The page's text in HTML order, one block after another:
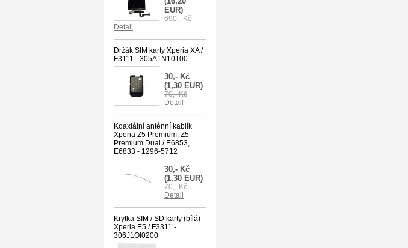
EUR)
690,- Kč
Detail
Držák SIM karty Xperia XA /
F3111 - 305A1N10100
30,- Kč
(1,30 EUR)
70,- Kč
Detail
Koaxiální anténní kablík
Xperia Z5 Premium, Z5
Premium Dual / E6853,
E6833 - 1296-5712
30,- Kč
(1,30 EUR)
70,- Kč
Detail
Krytka SIM / SD karty (bílá)
Xperia E5 / F3311 -
306J1OI0200